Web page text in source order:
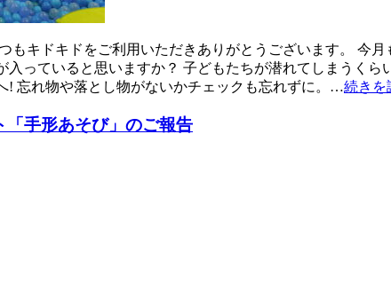
もキドキドをご利用いただきありがとうございます。 今
入っていると思いますか？ 子どもたちが潜れてしまう
! 忘れ物や落とし物がないかチェックも忘れずに。…続きを
「手形あそび」のご報告